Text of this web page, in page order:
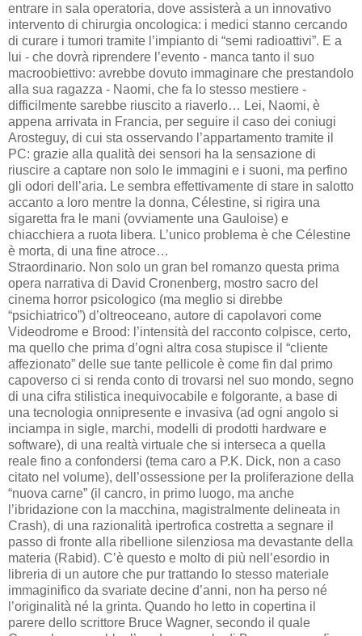
entrare in sala operatoria, dove assisterà a un innovativo
intervento di chirurgia oncologica: i medici stanno cercando
di curare i tumori tramite l’impianto di “semi radioattivi”. E a
lui - che dovrà riprendere l’evento - manca tanto il suo
macroobiettivo: avrebbe dovuto immaginare che prestandolo
alla sua ragazza - Naomi, che fa lo stesso mestiere -
difficilmente sarebbe riuscito a riaverlo… Lei, Naomi, è
appena arrivata in Francia, per seguire il caso dei coniugi
Arosteguy, di cui sta osservando l’appartamento tramite il
PC: grazie alla qualità dei sensori ha la sensazione di
riuscire a captare non solo le immagini e i suoni, ma perfino
gli odori dell’aria. Le sembra effettivamente di stare in salotto
accanto a loro mentre la donna, Célestine, si rigira una
sigaretta fra le mani (ovviamente una Gauloise) e
chiacchiera a ruota libera. L’unico problema è che Célestine
è morta, di una fine atroce…
Straordinario. Non solo un gran bel romanzo questa prima
opera narrativa di David Cronenberg, mostro sacro del
cinema horror psicologico (ma meglio si direbbe
“psichiatrico”) d’oltreoceano, autore di capolavori come
Videodrome e Brood: l’intensità del racconto colpisce, certo,
ma quello che prima d’ogni altra cosa stupisce il “cliente
affezionato” delle sue tante pellicole è come fin dal primo
capoverso ci si renda conto di trovarsi nel suo mondo, segno
di una cifra stilistica inequivocabile e folgorante, a base di
una tecnologia onnipresente e invasiva (ad ogni angolo si
inciampa in sigle, marchi, modelli di prodotti hardware e
software), di una realtà virtuale che si interseca a quella
reale fino a confondersi (tema caro a P.K. Dick, non a caso
citato nel volume), dell’ossessione per la proliferazione della
“nuova carne” (il cancro, in primo luogo, ma anche
l’ibridazione con la macchina, magistralmente delineata in
Crash), di una razionalità ipertrofica costretta a segnare il
passo di fronte alla ribellione silenziosa ma devastante della
materia (Rabid). C’è questo e molto di più nell’esordio in
libreria di un autore che pur trattando lo stesso materiale
immaginifico da svariate decine d’anni, non ha perso né
l’originalità né la grinta. Quando ho letto in copertina il
parere dello scrittore Bruce Wagner, secondo il quale